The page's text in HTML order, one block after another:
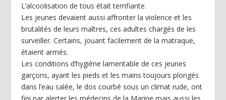
L’alcoolisation de tous était terrifiante.
Les jeunes devaient aussi affronter la violence et les
brutalités de leurs maîtres, ces adultes chargés de les
surveiller. Certains, jouant facilement de la matraque,
étaient armés.
Les conditions d’hygiène lamentable de ces jeunes
garçons, ayant les pieds et les mains toujours plongés
dans l’eau salée, le dos courbé sous un climat rude, ont